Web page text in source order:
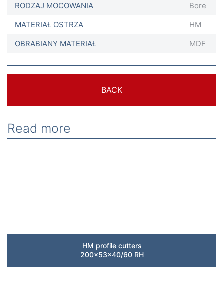
RODZAJ MOCOWANIA
Bore
MATERIAŁ OSTRZA
HM
OBRABIANY MATERIAŁ
MDF
BACK
Read more
HM profile cutters
200x53x40/60 RH